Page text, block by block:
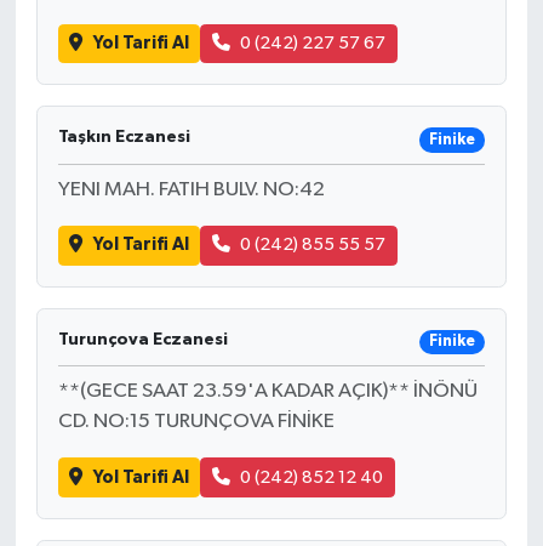
Yol Tarifi Al 0 (242) 227 57 67
Taşkın Eczanesi Finike
YENI MAH. FATIH BULV. NO:42
Yol Tarifi Al 0 (242) 855 55 57
Turunçova Eczanesi Finike
**(GECE SAAT 23.59'A KADAR AÇIK)** İNÖNÜ
CD. NO:15 TURUNÇOVA FİNİKE
Yol Tarifi Al 0 (242) 852 12 40